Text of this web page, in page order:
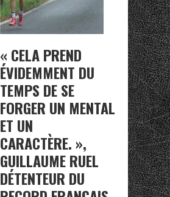
« CELA PREND
ÉVIDEMMENT DU
TEMPS DE SE
FORGER UN MENTAL
ET UN
CARACTÈRE. »,
GUILLAUME RUEL
DÉTENTEUR DU